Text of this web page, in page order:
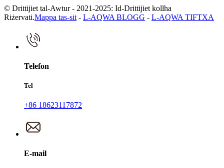
© Drittijiet tal-Awtur - 2021-2025: Id-Drittijiet kollha
Riżervati.Mappa tas-sit - L-AQWA BLOGG - L-AQWA TIFTXA
Telefon
Tel
+86 18623117872
E-mail